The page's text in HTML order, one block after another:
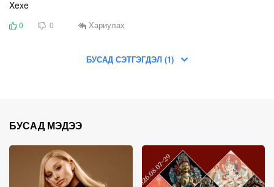
Xexe
0 0 Хариулах
БУСАД СЭТГЭГДЭЛ (1)
БУСАД МЭДЭЭ